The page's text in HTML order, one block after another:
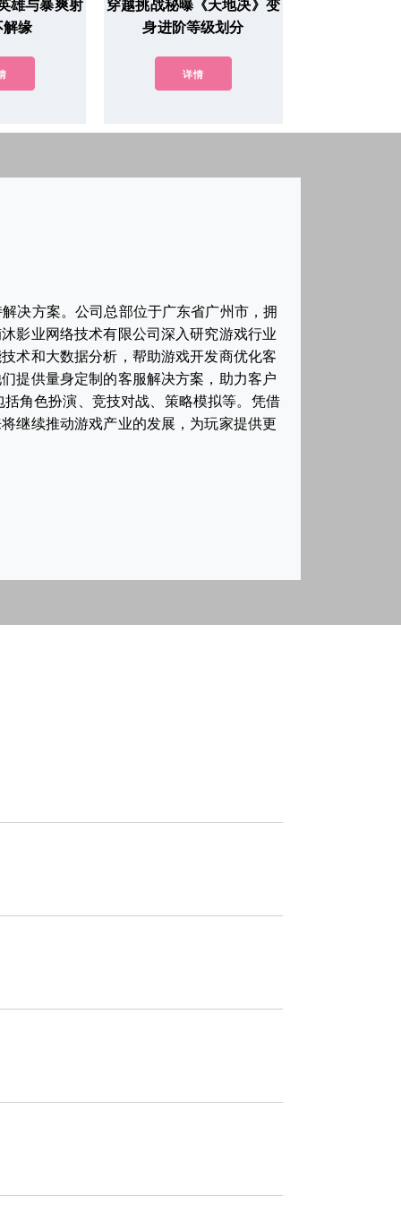
雄与暴爽射
解缘
穿越挑战秘曝《天地决》变
身进阶等级划分
详情
决方案。公司总部位于广东省广州市，拥
影业网络技术有限公司深入研究游戏行业
术和大数据分析，帮助游戏开发商优化客
提供量身定制的客服解决方案，助力客户
角色扮演、竞技对战、策略模拟等。凭借
继续推动游戏产业的发展，为玩家提供更